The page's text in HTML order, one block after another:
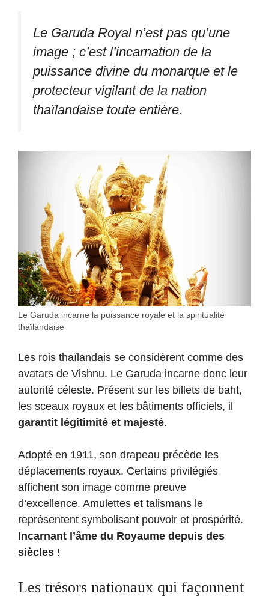
Le Garuda Royal n’est pas qu’une
image ; c’est l’incarnation de la
puissance divine du monarque et le
protecteur vigilant de la nation
thaïlandaise toute entière.
Le Garuda incarne la puissance royale et la spiritualité
thaïlandaise
Les rois thaïlandais se considèrent comme des
avatars de Vishnu. Le Garuda incarne donc leur
autorité céleste. Présent sur les billets de baht,
les sceaux royaux et les bâtiments officiels, il
garantit légitimité et majesté.
Adopté en 1911, son drapeau précède les
déplacements royaux. Certains privilégiés
affichent son image comme preuve
d’excellence. Amulettes et talismans le
représentent symbolisant pouvoir et prospérité.
Incarnant l’âme du Royaume depuis des
siècles !
Les trésors nationaux qui façonnent